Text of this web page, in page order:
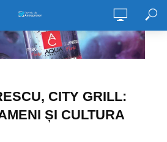
CITY GRILL:
ȘI CULTURA